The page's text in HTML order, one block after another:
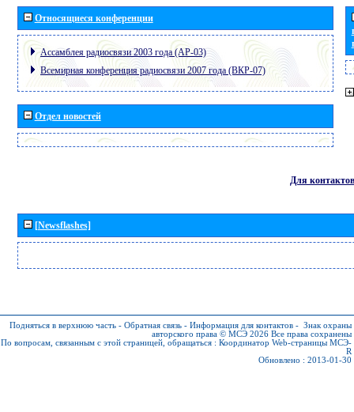
Относящиеся конференции
Ассамблея радиосвязи 2003 года (АР-03)
Всемирная конференция радиосвязи 2007 года (ВКР-07)
Отдел новостей
Для контактов
[Newsflashes]
Подняться в верхнюю часть - Обратная связь - Информация для контактов - Знак охраны
авторского права © МСЭ 2026 Все права сохранены
По вопросам, связанным с этой страницей, обращаться : Координатор Web-страницы МСЭ-
R
Обновлено : 2013-01-30